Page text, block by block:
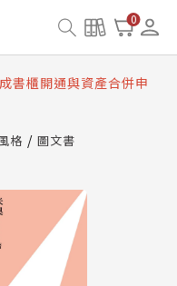
0
產合併與書櫃開通申請
見問題
書櫃開通與資產合併申
合併與書櫃開通申請
格
圖文書